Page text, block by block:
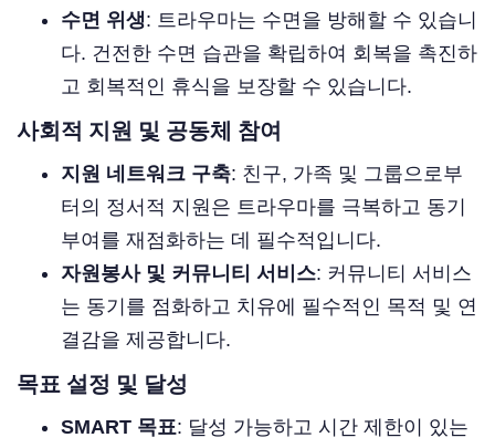
수면 위생: 트라우마는 수면을 방해할 수 있습니
다. 건전한 수면 습관을 확립하여 회복을 촉진하
고 회복적인 휴식을 보장할 수 있습니다.
사회적 지원 및 공동체 참여
지원 네트워크 구축: 친구, 가족 및 그룹으로부
터의 정서적 지원은 트라우마를 극복하고 동기
부여를 재점화하는 데 필수적입니다.
자원봉사 및 커뮤니티 서비스: 커뮤니티 서비스
는 동기를 점화하고 치유에 필수적인 목적 및 연
결감을 제공합니다.
목표 설정 및 달성
SMART 목표: 달성 가능하고 시간 제한이 있는